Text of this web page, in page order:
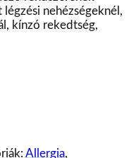
nehézségeknél,
kínzó rekedtség,
Allergia,